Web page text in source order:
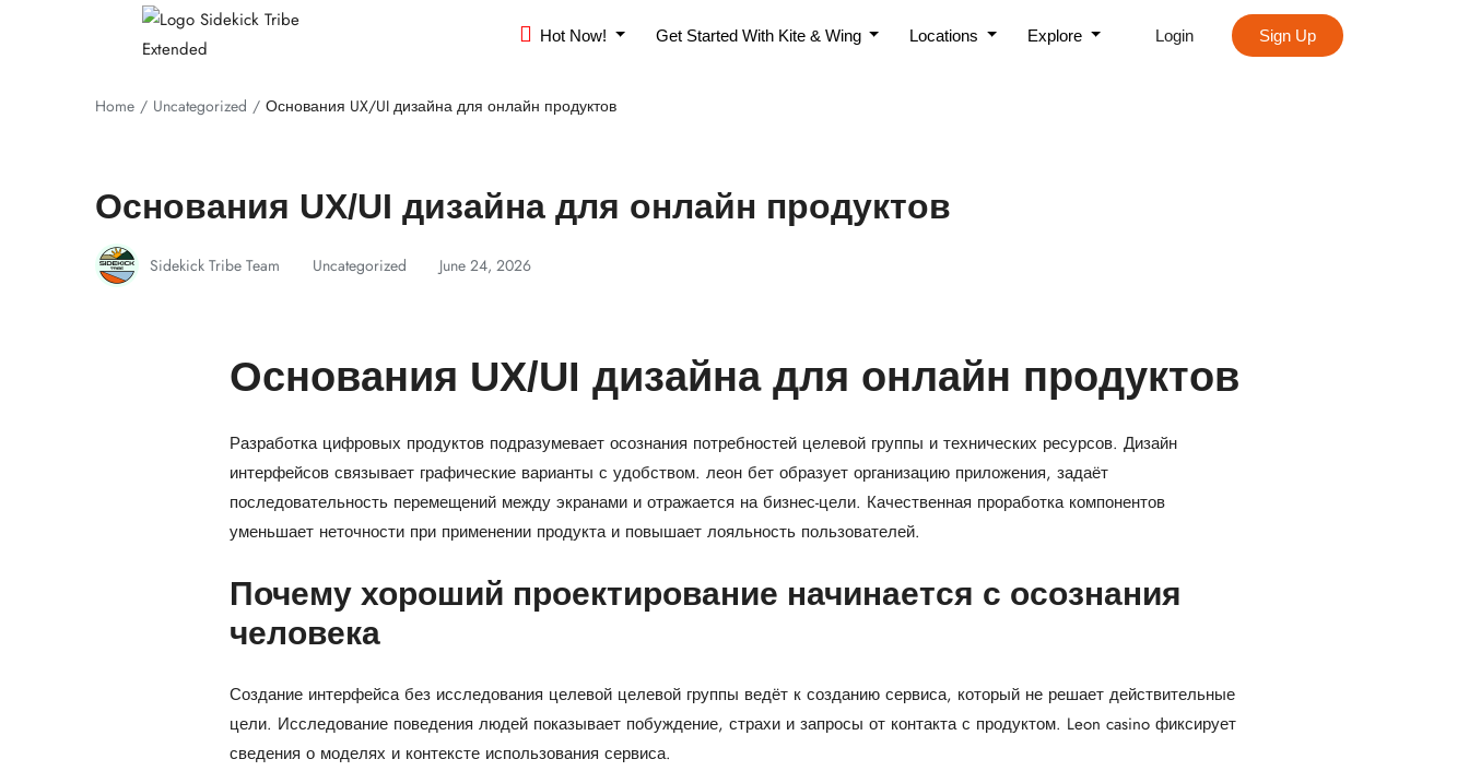
Hot Now! Get Started With Kite & Wing Locations Explore Login Sign Up
Home Uncategorized Основания UX/UI дизайна для онлайн продуктов
Основания UX/UI дизайна для онлайн продуктов
Sidekick Tribe Team Uncategorized June 24, 2026
Основания UX/UI дизайна для онлайн продуктов
Разработка цифровых продуктов подразумевает осознания потребностей целевой группы и технических ресурсов. Дизайн
интерфейсов связывает графические варианты с удобством. леон бетобразует организацию приложения, задаёт
последовательность перемещений между экранами и отражается на бизнес-цели. Качественная проработка компонентов
уменьшает неточности при применении продукта и повышает лояльность пользователей.
Почему хороший проектирование начинается с осознания
человека
Создание интерфейса без исследования целевой целевой группы ведёт к созданию сервиса, который не решает действительные
цели. Исследование поведения людей показывает побуждение, страхи и запросы от контакта с продуктом. Leon casino фиксирует
сведения о моделях и контексте использования сервиса.